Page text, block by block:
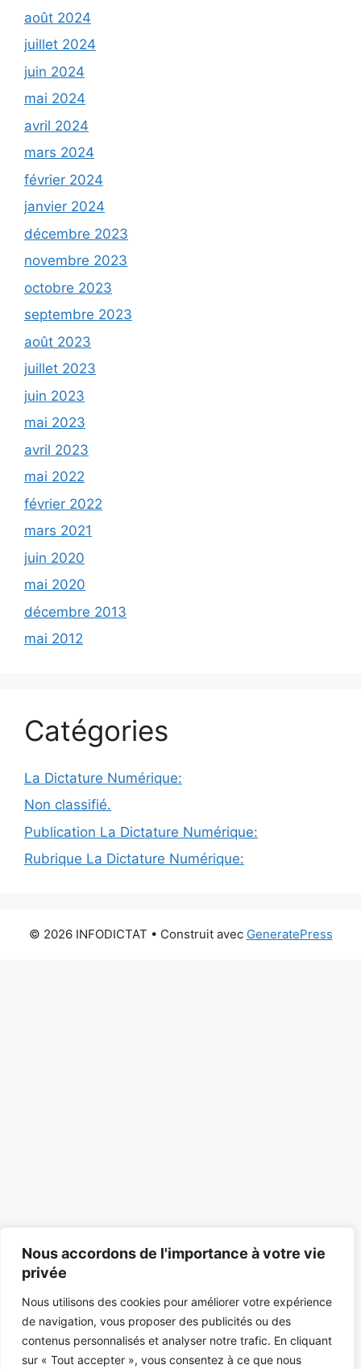
Nous accordons de l'importance à votre vie
privée
Nous utilisons des cookies pour améliorer votre expérience
de navigation, vous proposer des publicités ou des
contenus personnalisés et analyser notre trafic. En cliquant
sur « Tout accepter », vous consentez à ce que nous
août 2024
juillet 2024
juin 2024
mai 2024
avril 2024
mars 2024
février 2024
janvier 2024
décembre 2023
novembre 2023
octobre 2023
septembre 2023
août 2023
juillet 2023
juin 2023
mai 2023
avril 2023
mai 2022
février 2022
mars 2021
juin 2020
mai 2020
décembre 2013
mai 2012
Catégories
La Dictature Numérique:
Non classifié.
Publication La Dictature Numérique:
Rubrique La Dictature Numérique:
© 2026 INFODICTAT • Construit avec GeneratePress